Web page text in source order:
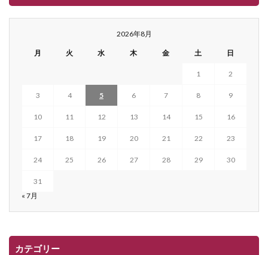
2026年8月
月 火 水 木 金 土 日
1 2
3 4 5 6 7 8 9
10 11 12 13 14 15 16
17 18 19 20 21 22 23
24 25 26 27 28 29 30
31
« 7月
カテゴリー